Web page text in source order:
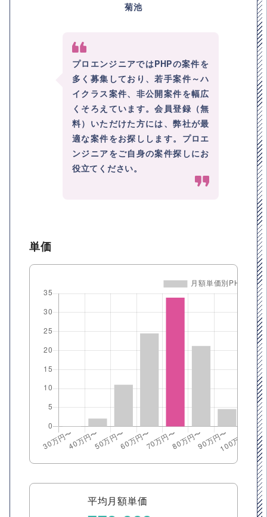
菊池
プロエンジニアではPHPの案件を
多く募集しており、若手案件～ハ
イクラス案件、非公開案件を幅広
くそろえています。会員登録（無
料）いただけた方には、弊社が最
適な案件をお探しします。プロエ
ンジニアをご自身の案件探しにお
役立てください。
単価
平均月額単価